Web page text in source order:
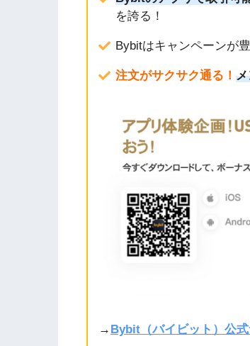
を誇る！
Bybitはキャンペーンが豊
注文がサクサク通る！
→ Bybit（バイビット）公